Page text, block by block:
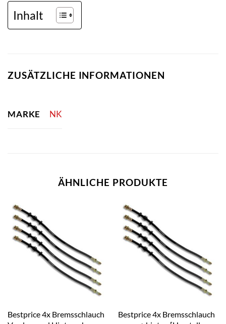
Inhalt
ZUSÄTZLICHE INFORMATIONEN
MARKE NK
ÄHNLICHE PRODUKTE
Bestprice 4x Bremsschlauch
Bestprice 4x Bremsschlauch